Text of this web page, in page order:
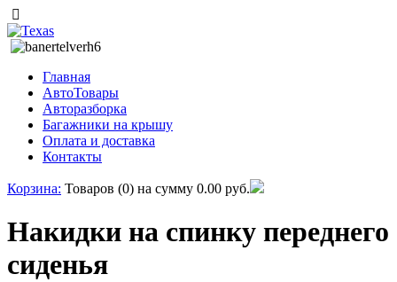
Главная
АвтоТовары
Авторазборка
Багажники на крышу
Оплата и доставка
Контакты
Корзина: Товаров (0) на сумму 0.00 руб.
Накидки на спинку переднего
сиденья